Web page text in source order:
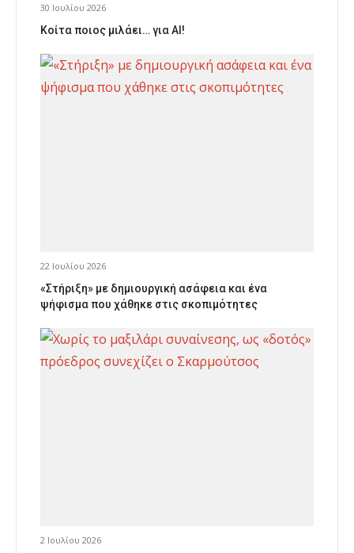
30 Ιουλίου 2026
Κοίτα ποιος μιλάει… για AI!
22 Ιουλίου 2026
«Στήριξη» με δημιουργική ασάφεια και ένα
ψήφισμα που χάθηκε στις σκοπιμότητες
2 Ιουλίου 2026